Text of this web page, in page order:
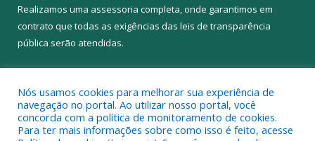
Realizamos uma assessoria completa, onde garantimos em
contrato que todas as exigências das leis de transparência
pública serão atendidas.
Nós usamos cookies para melhorar sua experiência de
navegação no portal. Ao utilizar nosso portal, você
concorda com a política de monitoramento de cookies.
Para ter mais informações sobre como isso é feito, acesse